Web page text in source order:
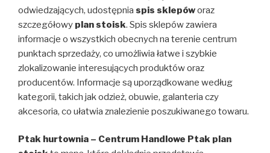
odwiedzających, udostępnia spis sklepóworaz
szczegółowy plan stoisk. Spis sklepów zawiera
informacje o wszystkich obecnych na terenie centrum
punktach sprzedaży, co umożliwia łatwe i szybkie
zlokalizowanie interesujących produktów oraz
producentów. Informacje są uporządkowane według
kategorii, takich jak odzież, obuwie, galanteria czy
akcesoria, co ułatwia znalezienie poszukiwanego towaru.
Ptak hurtownia – Centrum Handlowe Ptak plan